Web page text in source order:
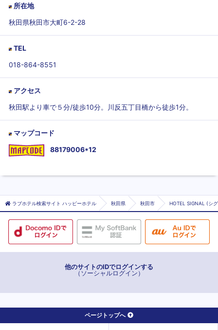
所在地
秋田県秋田市大町6-2-28
TEL
018-864-8551
アクセス
秋田駅より車で５分/徒歩10分。川反五丁目橋から徒歩1分。
マップコード
88179006*12
ラブホテル検索サイト ハッピーホテル 秋田県 秋田市 HOTEL SIGNAL (シ
他のサイトのIDでログインする
（ソーシャルログイン）
ページトップへ